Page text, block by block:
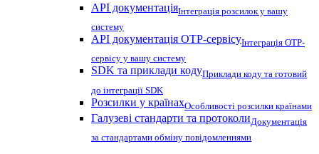
API документаціяІнтеграція розсилок у вашу
систему
API документація OTP-сервісуІнтеграція OTP-
сервісу у вашу систему
SDK та приклади кодуПриклади коду та готовий
до інтеграції SDK
Розсилки у країнахОсобливості розсилки країнами
Галузеві стандарти та протоколиДокументація
за стандартами обміну повідомленнями